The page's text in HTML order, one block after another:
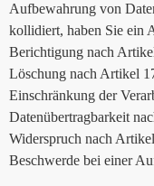
Aufbewahrung von
kollidiert, haben Sie ein
Berichtigung nach
Löschung nach Artikel
Einschränkung der
Datenübertragbarkeit
Widerspruch nach
Beschwerde bei einer